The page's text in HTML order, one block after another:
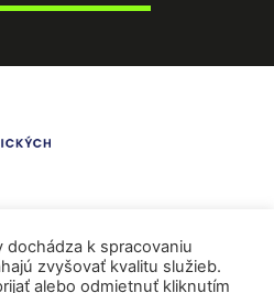
dochádza k spracovaniu
zvyšovať kvalitu služieb.
alebo odmietnuť kliknutím